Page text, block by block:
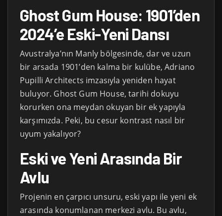
Ghost Gum House: 1901’den
2024’e Eski-Yeni Dansı
Avustralya’nın Manly bölgesinde, dar ve uzun
bir arsada 1901’den kalma bir kulübe, Adriano
Pupilli Architects imzasıyla yeniden hayat
buluyor. Ghost Gum House, tarihi dokuyu
korurken ona meydan okuyan bir ek yapıyla
karşımızda. Peki, bu cesur kontrast nasıl bir
uyum yakalıyor?
Eski ve Yeni Arasında Bir
Avlu
Projenin en çarpıcı unsuru, eski yapı ile yeni ek
arasında konumlanan merkezi avlu. Bu avlu,